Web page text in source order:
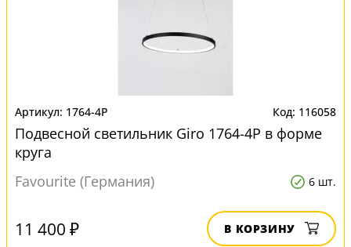
1764-4P 116058
Подвесной светильник Giro 1764-4P в форме
круга
Favourite (Германия)
6 шт.
11 400 ₽ В КОРЗИНУ